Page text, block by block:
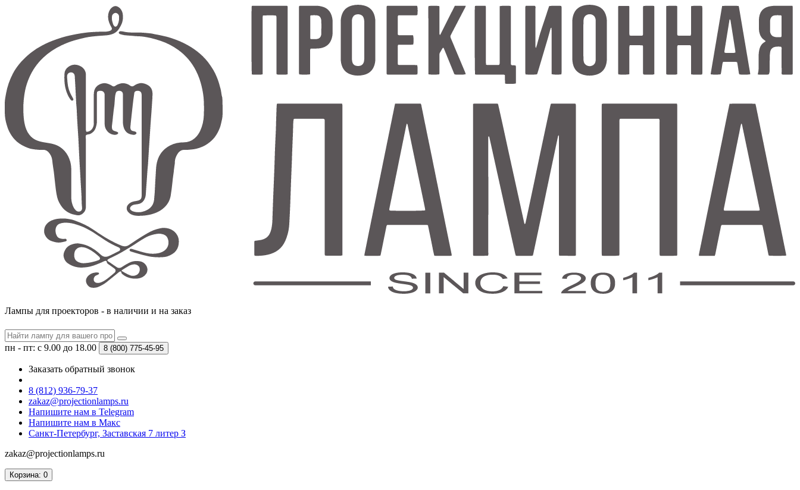
Лампы для проекторов - в наличии и на заказ
пн - пт: с 9.00 до 18.00 8 (800) 775-45-95
Заказать обратный звонок
8 (812) 936-79-37
zakaz@projectionlamps.ru
Напишите нам в Telegram
Напишите нам в Макс
Санкт-Петербург, Заставская 7 литер З
zakaz@projectionlamps.ru
Корзина: 0